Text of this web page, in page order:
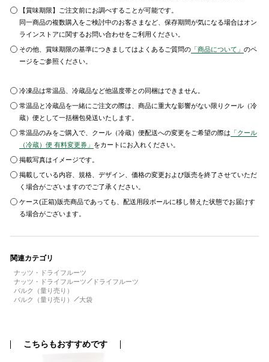
【賞味期限】ご注文前にお調べすることが可能です。
同一商品の複数購入をご検討中のお客さまなど、保存期間が気になる場合はオン
ラインストアに関するお問い合わせをご利用ください。
その他、賞味期限の基準につきましてはよくあるご質問の 「商品について」のペ
ージをご参照ください。
冷凍品は常温品、冷蔵品など他温度帯との同梱はできません。
常温品と冷蔵品を一緒にご注文の際は、商品に重大な影響がない限りクール（冷
蔵）便として一括梱包発送いたします。
常温品のみをご購入で、クール（冷蔵）便配送への変更をご希望の際は 「クール
（冷蔵）便 有料変更券」 をカートにお入れください。
掲載写真はイメージです。
掲載している内容、規格、デザイン、価格の変更および販売を終了させていただ
く場合がございますのでご了承ください。
ケース(正箱)販売商品であっても、配送用段ボールに移し替えた状態でお届けす
る場合がございます。
関連カテゴリ
ナッツ・ドライフルーツ
ナッツ・ドライフルーツ
ドライフルーツ
バルク（量り売り）
バルク（量り売り）
大袋
こちらもおすすめです